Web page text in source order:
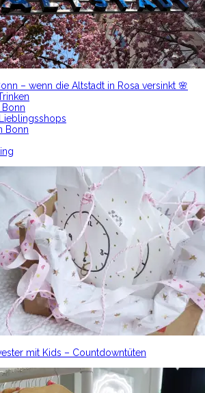
– wenn die Altstadt in Rosa versinkt 🌸
Bonn
Bonn
mit Kids – Countdowntüten